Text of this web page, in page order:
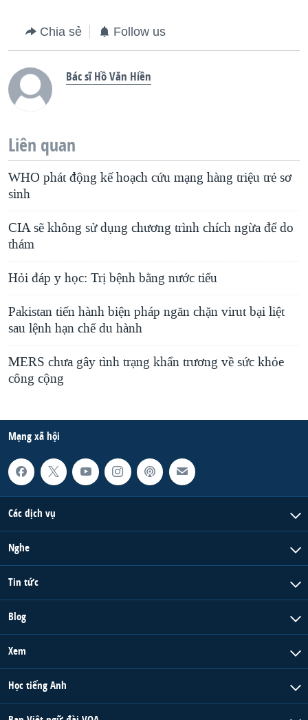
Chia sẻ Follow us
Bác sĩ Hồ Văn Hiền
Liên quan
WHO phát động kế hoạch cứu mạng hàng triệu trẻ sơ
sinh
CIA sẽ không sử dụng chương trình chích ngừa để do
thám
Hỏi đáp y học: Trị bệnh bằng nước tiểu
Pakistan tiến hành biện pháp ngăn chặn virut bại liệt
sau lệnh hạn chế du hành
MERS chưa gây tình trạng khẩn trương về sức khỏe
công cộng
Mạng xã hội
Các dịch vụ
Nghe
Tin tức
Blog
Xem
Học tiếng Anh